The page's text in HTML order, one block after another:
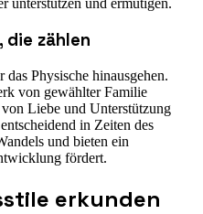
unterstützen und ermutigen.
die zählen
Physische hinausgehen.
von gewählter Familie
Liebe und Unterstützung
in Zeiten des
und bieten ein
fördert.
erkunden